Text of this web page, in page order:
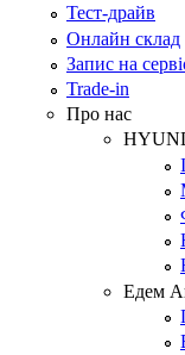
Тест-драйв
Онлайн склад
Запис на
Trade-in
Про нас
Едем